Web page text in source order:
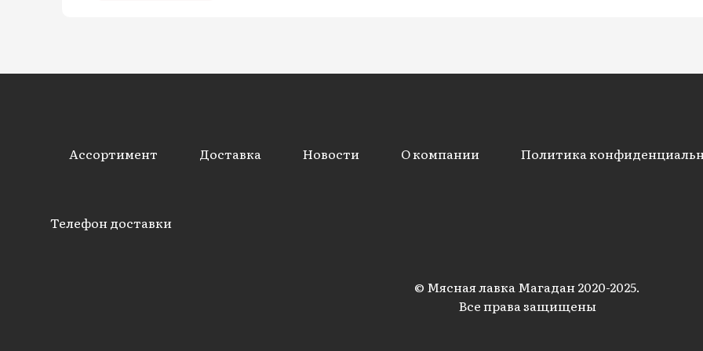
Ассортимент Доставка Новости О компании Политика
Телефон доставки
© Мясная лавка Магадан 2020-2025.
Все права защищены